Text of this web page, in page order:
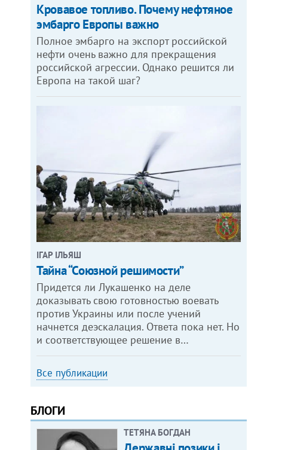
Кровавое топливо. Почему нефтяное
эмбарго Европы важно
Полное эмбарго на экспорт российской
нефти очень важно для прекращения
российской агрессии. Однако решится ли
Европа на такой шаг?
ІГАР ІЛЬЯШ
Тайна “Союзной решимости”
Придется ли Лукашенко на деле
доказывать свою готовностью воевать
против Украины или после учений
начнется деэскалация. Ответа пока нет. Но
и соответствующее решение в…
Все публикации
БЛОГИ
ТЕТЯНА БОГДАН